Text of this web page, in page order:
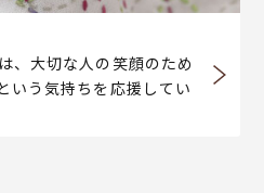
、大切な人の笑顔のため
いう気持ちを応援してい